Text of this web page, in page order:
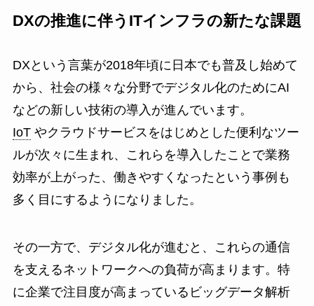
DXの推進に伴うITインフラの新たな課題
DXという言葉が2018年頃に日本でも普及し始めて
から、社会の様々な分野でデジタル化のためにAI
などの新しい技術の導入が進んでいます。
IoTやクラウドサービスをはじめとした便利なツー
ルが次々に生まれ、これらを導入したことで業務
効率が上がった、働きやすくなったという事例も
多く目にするようになりました。
その一方で、デジタル化が進むと、これらの通信
を支えるネットワークへの負荷が高まります。特
に企業で注目度が高まっているビッグデータ解析